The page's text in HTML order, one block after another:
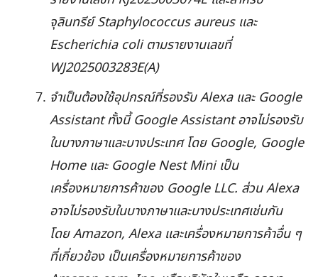
จุลินทรีย์ Staphylococcus aureus และ
Escherichia coli ตามรายงานเลขที่
WJ2025003283E(A)
จำเป็นต้องใช้อุปกรณ์ที่รองรับ Alexa และ Google
Assistant ทั้งนี้ Google Assistant อาจไม่รองรับ
ในบางภาษาและบางประเทศ โดย Google, Google
Home และ Google Nest Mini เป็น
เครื่องหมายการค้าของ Google LLC. ส่วน Alexa
อาจไม่รองรับในบางภาษาและบางประเทศเช่นกัน
โดย Amazon, Alexa และเครื่องหมายการค้าอื่น ๆ
ที่เกี่ยวข้อง เป็นเครื่องหมายการค้าของ